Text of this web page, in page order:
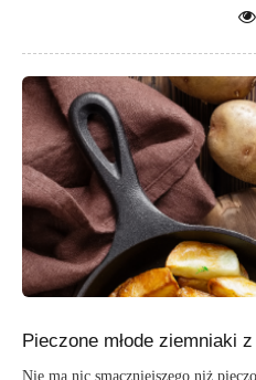
Pieczone młode ziemniaki z
Nie ma nic smaczniejszego niż